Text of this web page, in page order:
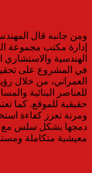
ومن جانبه قال
إدارة مكتب مجموعة
الهندسية
في المشروع على
العمراني، من خلال
للعناصر البنائية
حقيقية للموقع. كما
ومرنة تعزز كفاءة
دمجها بشكل سلس مع
معيشية متكاملة